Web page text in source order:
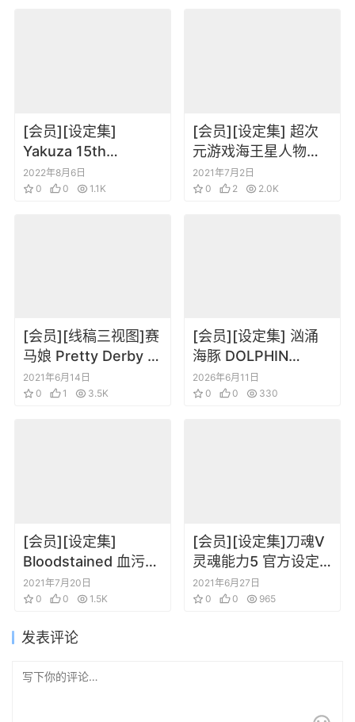
[会员][设定集]
Yakuza 15th
Anniversary Book –
Dragon
2022年8月6日
0
0 1.1K
[会员][设定集] 超次
元游戏海王星人物设
定画集
2021年7月2日
0
2 2.0K
[会员][线稿三视图]赛
马娘 Pretty Derby 角
色三视图表情设定集
2021年6月14日
0
1 3.5K
[会员][设定集] 汹涌
海豚 DOLPHIN
WAVE OFFICIAL
VISUAL
2026年6月11日
0
0 330
[会员][设定集]
Bloodstained 血污
夜之仪式 设定画集 血
咒之城 暗夜仪式 插画
2021年7月20日
0
0 1.5K
[会员][设定集]刀魂V
灵魂能力5 官方设定
集
2021年6月27日
0
0 965
发表评论